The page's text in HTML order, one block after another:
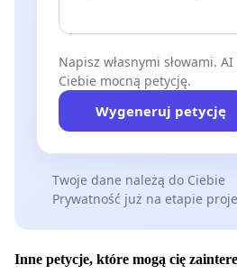
Napisz własnymi słowami.
Ciebie mocną petycję.
Wygeneruj petycję
Twoje dane należą do Ciebie
Prywatność już na etapie
Inne petycje, które mogą cię